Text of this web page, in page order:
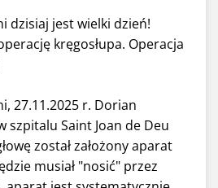
dzisiaj jest wielki dzień!
kręgosłupa. Operacja
27.11.2025 r. Dorian
szpitalu Saint Joan de Deu
został założony aparat
musiał "nosić" przez